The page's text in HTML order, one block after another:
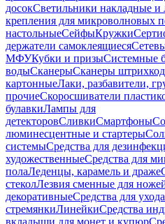
досокСветильники накладные и
крепления для микроволновых
настольныеСейфыКружки
держатели самоклеящиеся
МФУКубки и призыСистемные
водыСканерыСканеры
картонныеЛаки, разбавители,
прочиеСкоросшиватели
булавкиЛампы для
детекторовСливкиСмартфоны
люминесцентные и стартеры
системыСредства для
художественныеСредства для
полаЛеденцы, карамель и драже
стеколЛезвия сменные для
декоративныеСредства для
стремянкиЛинейкиСредства
вкладыши для монет и купюр